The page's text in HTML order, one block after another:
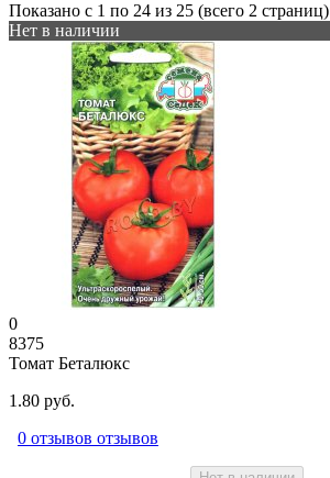
Показано с 1 по 24 из 25 (всего 2 страниц)
Нет в наличии
0
8375
Томат Беталюкс
1.80 руб.
0 отзывов отзывов